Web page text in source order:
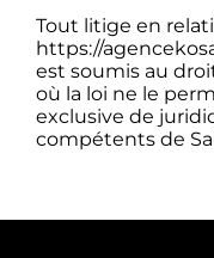
Tout litige en
https://
est soumis au
où la loi ne le
exclusive de
compétents de